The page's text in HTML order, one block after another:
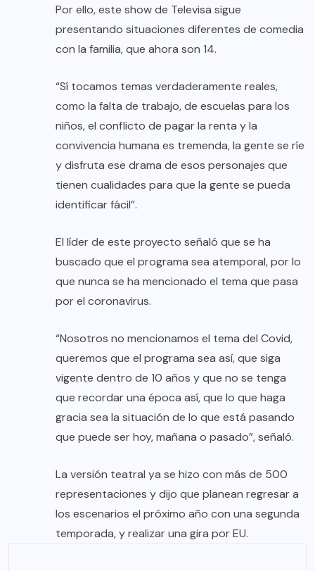
Por ello, este show de Televisa sigue
presentando situaciones diferentes de comedia
con la familia, que ahora son 14.
“Sí tocamos temas verdaderamente reales,
como la falta de trabajo, de escuelas para los
niños, el conflicto de pagar la renta y la
convivencia humana es tremenda, la gente se ríe
y disfruta ese drama de esos personajes que
tienen cualidades para que la gente se pueda
identificar fácil”.
El líder de este proyecto señaló que se ha
buscado que el programa sea atemporal, por lo
que nunca se ha mencionado el tema que pasa
por el coronavirus.
“Nosotros no mencionamos el tema del Covid,
queremos que el programa sea así, que siga
vigente dentro de 10 años y que no se tenga
que recordar una época así, que lo que haga
gracia sea la situación de lo que está pasando
que puede ser hoy, mañana o pasado”, señaló.
La versión teatral ya se hizo con más de 500
representaciones y dijo que planean regresar a
los escenarios el próximo año con una segunda
temporada, y realizar una gira por EU.